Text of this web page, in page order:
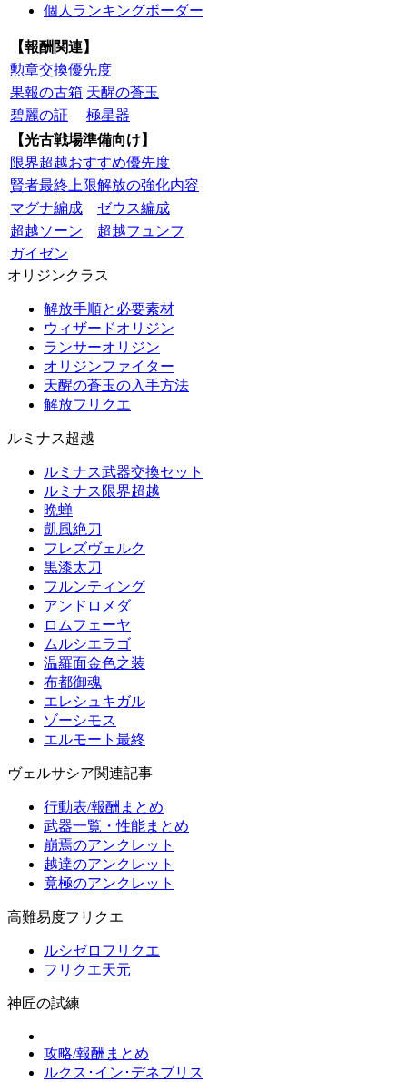
個人ランキングボーダー
【報酬関連】
勲章交換優先度
果報の古箱 天醒の蒼玉
碧麗の証
極星器
【光古戦場準備向け】
限界超越おすすめ優先度
賢者最終上限解放の強化内容
マグナ編成
ゼウス編成
超越ソーン
超越フュンフ
ガイゼン
オリジンクラス
解放手順と必要素材
ウィザードオリジン
ランサーオリジン
オリジンファイター
天醒の蒼玉の入手方法
解放フリクエ
ルミナス超越
ルミナス武器交換セット
ルミナス限界超越
晩蝉
凱風絶刀
フレズヴェルク
黒漆太刀
フルンティング
アンドロメダ
ロムフェーヤ
ムルシエラゴ
温羅面金色之装
布都御魂
エレシュキガル
ゾーシモス
エルモート最終
ヴェルサシア関連記事
行動表/報酬まとめ
武器一覧・性能まとめ
崩焉のアンクレット
越達のアンクレット
竟極のアンクレット
高難易度フリクエ
ルシゼロフリクエ
フリクエ天元
神匠の試練
攻略/報酬まとめ
ルクス･イン･デネブリス